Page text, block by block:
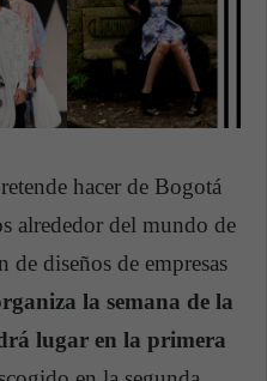
hacer de Bogotá
alrededor del mundo de
diseños de empresas
la semana de la
lugar en la primera